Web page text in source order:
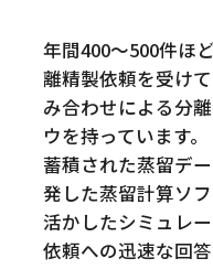
年間400～500件ほ
離精製依頼を受け
み合わせによる分
ウを持っています。
蓄積された蒸留デ
発した蒸留計算ソ
活かしたシミュレ
依頼への迅速な回答